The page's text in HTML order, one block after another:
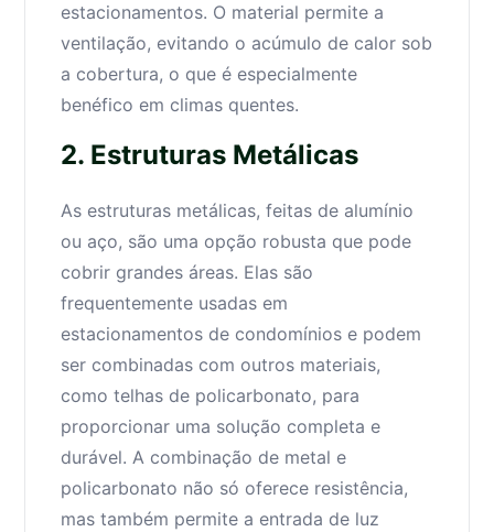
estacionamentos. O material permite a
ventilação, evitando o acúmulo de calor sob
a cobertura, o que é especialmente
benéfico em climas quentes.
2. Estruturas Metálicas
As estruturas metálicas, feitas de alumínio
ou aço, são uma opção robusta que pode
cobrir grandes áreas. Elas são
frequentemente usadas em
estacionamentos de condomínios e podem
ser combinadas com outros materiais,
como telhas de policarbonato, para
proporcionar uma solução completa e
durável. A combinação de metal e
policarbonato não só oferece resistência,
mas também permite a entrada de luz